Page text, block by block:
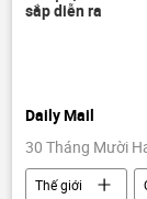
sắp diễn ra
Daily Mail
30 Tháng Mười
Thế giới